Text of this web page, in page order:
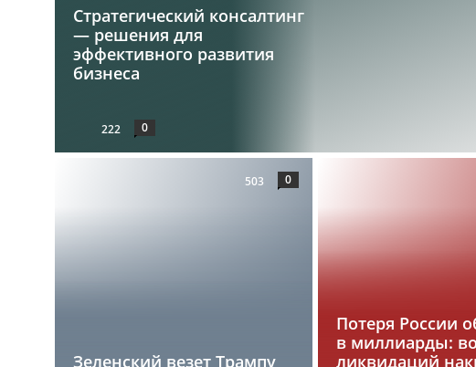
Стратегический консалтинг
— решения для
эффективного развития
бизнеса
222 0
Зеленский везет Трампу
503 0
Потеря России
в миллиарды:
ликвидаций